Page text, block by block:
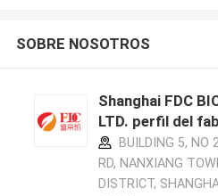
SOBRE NOSOTROS
Shanghai FDC
LTD. perfil del
BUILDING 5, NO
RD, NANXIANG
DISTRICT,